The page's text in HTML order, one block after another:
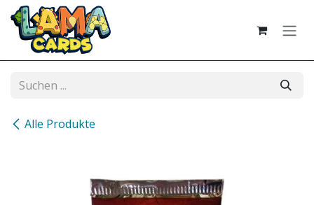
Zum Inhalt springen
Alle Produkte